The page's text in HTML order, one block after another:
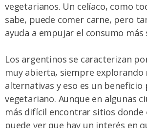
vegetarianos. Un celíaco, como
sabe, puede comer carne, pero
ayuda a empujar el consumo más
Los argentinos se caracterizan
muy abierta, siempre explorando
alternativas y eso es un beneficio
vegetariano. Aunque en algunas
más difícil encontrar sitios donde
puede ver que hay un interés en